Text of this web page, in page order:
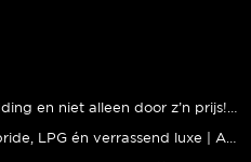
XPENG L03 zorgt voor opschudding en niet alleen door z’n prijs! | Jeroen Mul
Vernieuwde Dacia Sandero; hybride, LPG én verrassend luxe | Andreas Pol